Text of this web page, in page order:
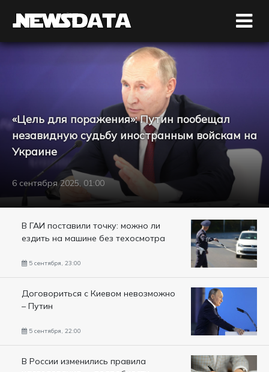
«Цель для поражения»: Путин пообещал
незавидную судьбу иностранным войскам на
Украине
6 сентября 2025, 01:00
В ГАИ поставили точку: можно ли
ездить на машине без техосмотра
5 сентября, 23:00
Договориться с Киевом невозможно
– Путин
5 сентября, 22:00
В России изменились правила